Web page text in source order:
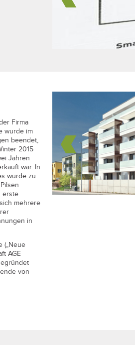
Firma
wurde im
beendet,
2015
Jahren
war. In
wurde zu
erste
mehrere
in
(„Neue
AGE
von